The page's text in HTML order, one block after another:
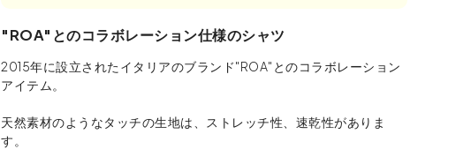
"ROA"とのコラボレーション仕様のシャツ
2015年に設立されたイタリアのブランド"ROA"とのコラボレーション
アイテム。
天然素材のようなタッチの生地は、ストレッチ性、速乾性がありま
す。